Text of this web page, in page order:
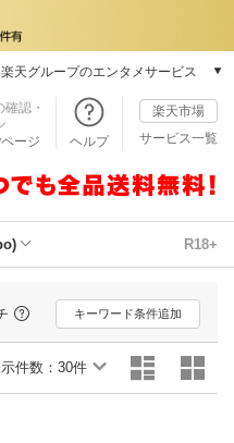
楽天グループのエンタメサービス
本/ゲーム/CD/DVD
楽天ブックス
楽天Kobo
動画配信
楽天TV
動画配信ガイド
認・
ージ
ヘルプ
楽天市場
サービス一覧
R18+
キーワード条件追加
件数： 30件